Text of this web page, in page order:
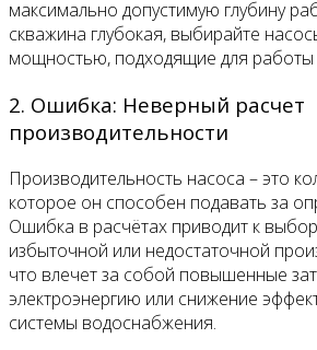
максимально допустимую глубину
скважина глубокая, выбирайте
мощностью, подходящие для работы
2. Ошибка: Неверный расчет
производительности
Производительность насоса – это
которое он способен подавать за
Ошибка в расчётах приводит к
избыточной или недостаточной
что влечет за собой повышенные
электроэнергию или снижение
системы водоснабжения.